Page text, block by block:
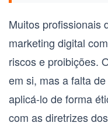
Muitos profissionais
marketing digital
riscos e proibições.
em si, mas a falta
aplicá-lo de forma
com as diretrizes